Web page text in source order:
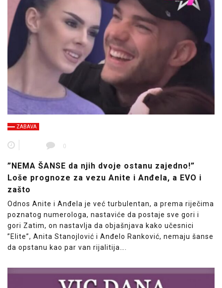
ZABAVA
0
”NEMA ŠANSE da njih dvoje ostanu zajedno!”
Loše prognoze za vezu Anite i Anđela, a EVO i
zašto
Odnos Anite i Anđela je već turbulentan, a prema riječima
poznatog numerologa, nastaviće da postaje sve gori i
gori Zatim, on nastavlja da objašnjava kako učesnici
”Elite”, Anita Stanojlović i Anđelo Ranković, nemaju šanse
da opstanu kao par van rijalitija….